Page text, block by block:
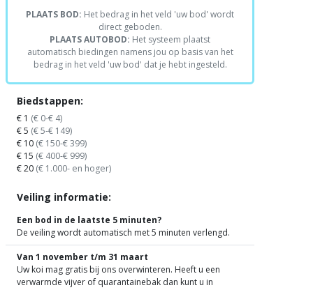
PLAATS BOD: Het bedrag in het veld 'uw bod' wordt
direct geboden.
PLAATS AUTOBOD: Het systeem plaatst
automatisch biedingen namens jou op basis van het
bedrag in het veld 'uw bod' dat je hebt ingesteld.
Biedstappen:
€ 1 (€ 0-€ 4)
€ 5 (€ 5-€ 149)
€ 10 (€ 150-€ 399)
€ 15 (€ 400-€ 999)
€ 20 (€ 1.000- en hoger)
Veiling informatie:
Een bod in de laatste 5 minuten?
De veiling wordt automatisch met 5 minuten verlengd.
Van 1 november t/m 31 maart
Uw koi mag gratis bij ons overwinteren. Heeft u een
verwarmde vijver of quarantainebak dan kunt u in